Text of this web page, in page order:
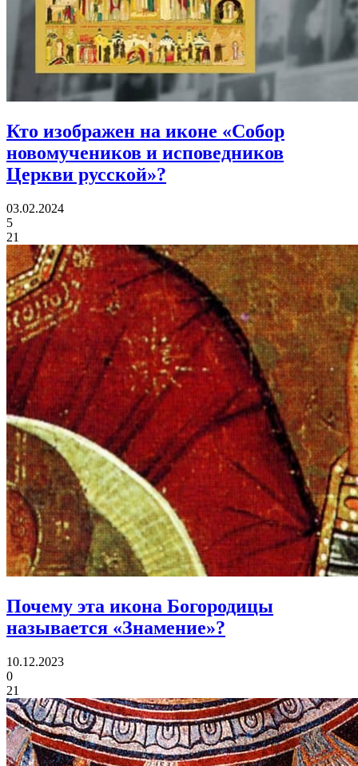
Кто изображен на иконе «Собор
новомучеников и исповедников
Церкви русской»?
03.02.2024
5
21
Почему эта икона Богородицы
называется «Знамение»?
10.12.2023
0
21